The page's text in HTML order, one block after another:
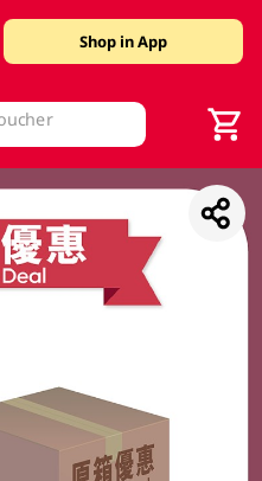
Shop in App